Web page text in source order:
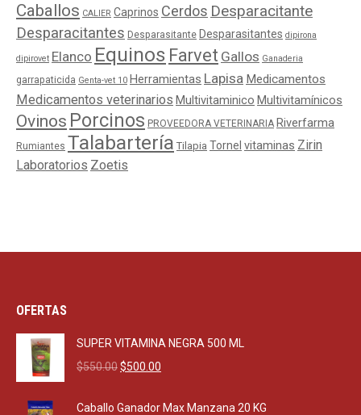
Caballos CALIER Caprinos Cerdos Desparacitante
Desparacitantes Desparasitante Desparasitantes dipirona
dipirovet Elanco Equinos Farvet Gallos Ganaderia
garrapaticida Genta-vet 10 Herramientas Lapisa Medicamentos
Medicamentos veterinarios Multivitaminico Multivitamínicos
Ovinos Porcinos PROVEEDORA VETERINARIA Riverfarma
Rumiantes Talabartería Tilapia Tornel vitaminas Zirin
Laboratorios Zoetis
OFERTAS
SUPER VITAMINA NEGRA 500 ML
$550.00Original
was:
$500.00
is:
Caballo Ganador Max Manzana 20 KG